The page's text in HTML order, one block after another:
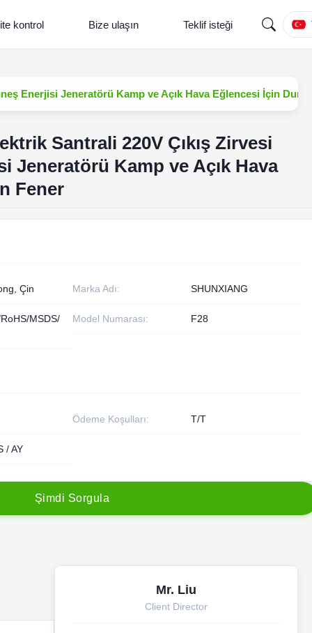
kontrol Bize ulaşın Teklif isteği
Enerjisi Jeneratörü Kamp ve Açık Hava Eğlencesi İçin
Santrali 220V Çıkış Zirvesi
Jeneratörü Kamp ve Açık Hava
Fener
Çin Marka Adı: SHUNXIANG
MSDS/
Model Numarası: F28
Ödeme Koşulları: T/T
/ AY
Şimd i Sorgu a
Mr. Liu
Client Director